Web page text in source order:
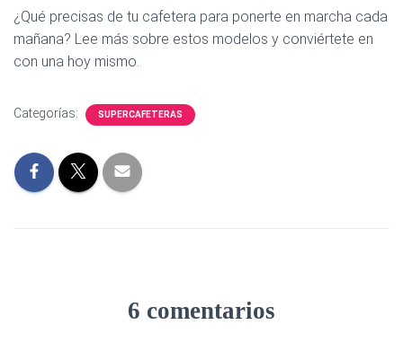
¿Qué precisas de tu cafetera para ponerte en marcha cada
mañana? Lee más sobre estos modelos y conviértete en
con una hoy mismo.
Categorías: SUPERCAFETERAS
6 comentarios